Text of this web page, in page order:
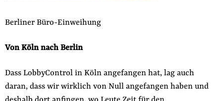
Berliner Büro-Einweihung
Von Köln nach Berlin
Dass LobbyControl in Köln angefangen hat, lag auch
daran, dass wir wirklich von Null angefangen haben und